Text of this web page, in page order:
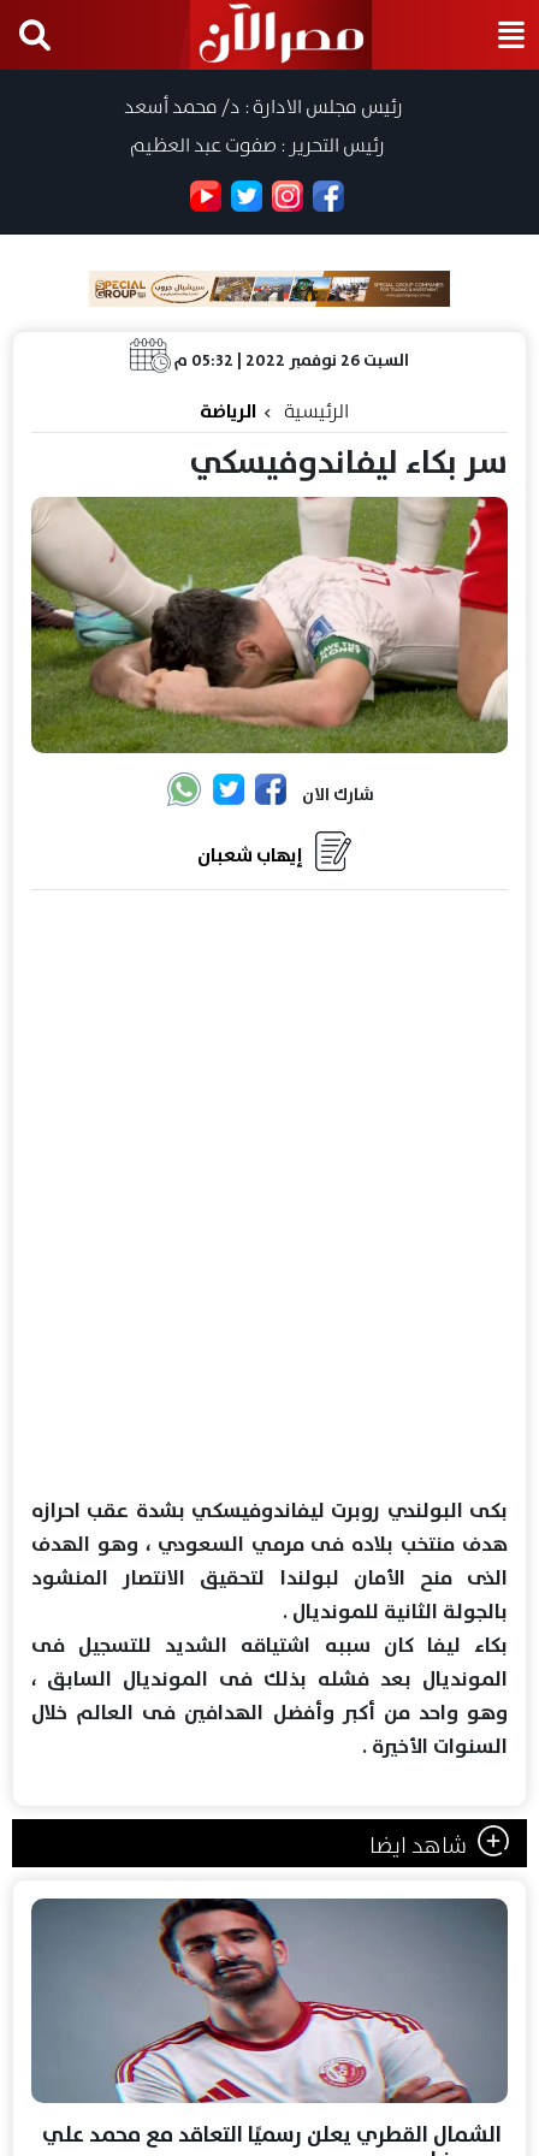
رئيس مجلس الادارة : د/ محمد أسعد
رئيس التحرير : صفوت عبد العظيم
السبت 26 نوفمبر 2022 | 05:32 م
الرئيسية الرياضة
سر بكاء ليفاندوفيسكي
شارك الان
إيهاب شعبان
بكى البولندي روبرت ليفاندوفيسكي بشدة عقب احرازه
هدف منتخب بلاده فى مرمي السعودي ، وهو الهدف
الذى منح الأمان لبولندا لتحقيق الانتصار المنشود
بالجولة الثانية للمونديال .
بكاء ليفا كان سببه اشتياقه الشديد للتسجيل فى
المونديال بعد فشله بذلك فى المونديال السابق ،
وهو واحد من أكبر وأفضل الهدافين فى العالم خلال
السنوات الأخيرة .
شاهد ايضا
الشمال القطري يعلن رسميًا التعاقد مع محمد علي